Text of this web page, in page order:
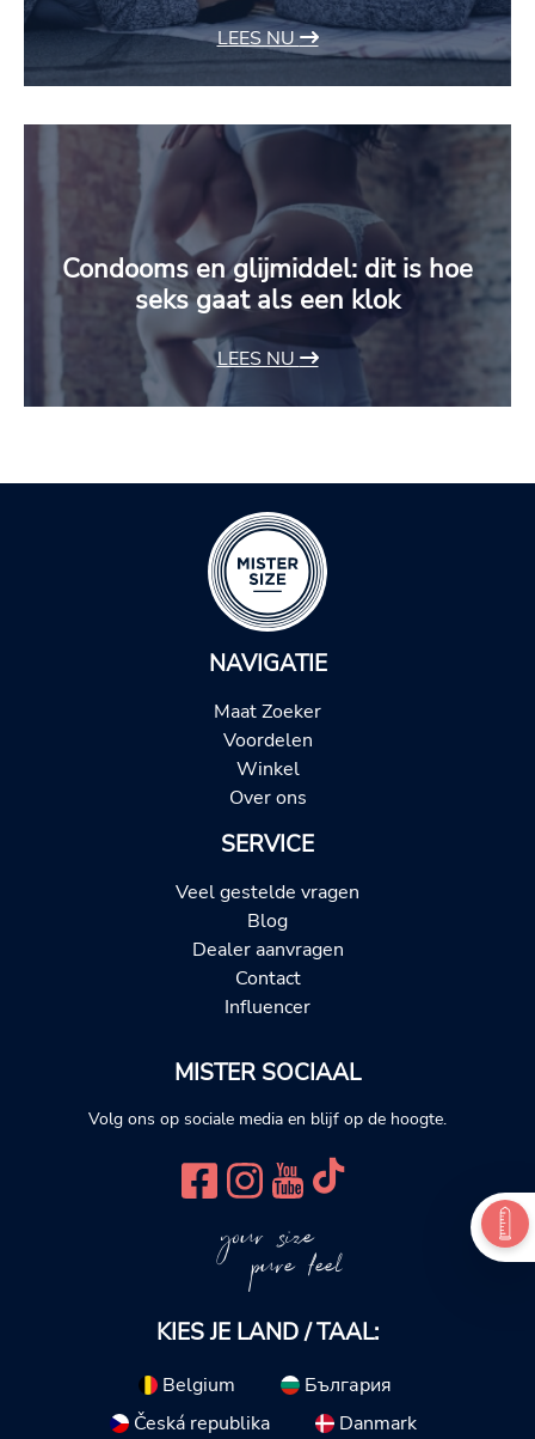
LEES NU
Condooms en glijmiddel: dit is hoe
seks gaat als een klok
LEES NU
NAVIGATIE
Maat Zoeker
Voordelen
Winkel
Over ons
SERVICE
Veel gestelde vragen
Blog
Dealer aanvragen
Contact
Influencer
MISTER SOCIAAL
Volg ons op sociale media en blijf op de hoogte.
your size
pure feel
KIES JE LAND / TAAL:
Belgium
България
Česká republika
Danmark